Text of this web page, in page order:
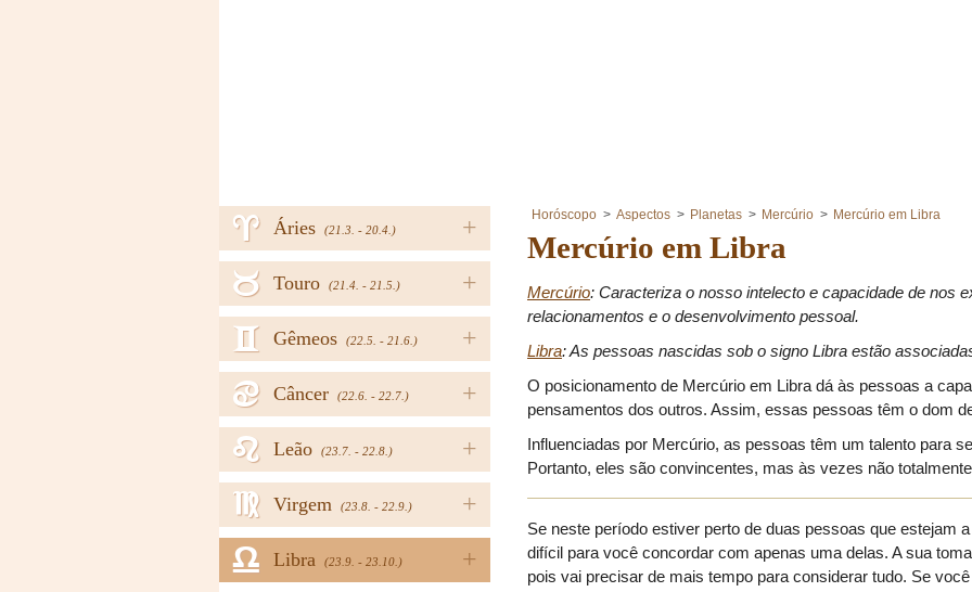
+
Áries (21.3. - 20.4.)
a
+
Touro (21.4. - 21.5.)
b
+
Gêmeos (22.5. - 21.6.)
c
+
Câncer (22.6. - 22.7.)
d
+
Leão (23.7. - 22.8.)
e
+
Virgem (23.8. - 22.9.)
f
+
Libra (23.9. - 23.10.)
g
Horóscopo Aspectos Planetas Mercúrio Mercúrio em Libra
Mercúrio em Libra
Mercúrio: Caracteriza o nosso intelecto e capacidade de nos
relacionamentos e o desenvolvimento pessoal.
Libra: As pessoas nascidas sob o signo Libra estão
O posicionamento de Mercúrio em Libra dá às pessoas a
pensamentos dos outros. Assim, essas pessoas têm o dom
Influenciadas por Mercúrio, as pessoas têm um talento para
Portanto, eles são convincentes, mas às vezes não
Se neste período estiver perto de duas pessoas que estejam
difícil para você concordar com apenas uma delas. A sua
pois vai precisar de mais tempo para considerar tudo. Se